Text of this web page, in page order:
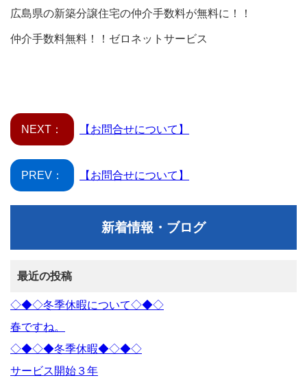
広島県の新築分譲住宅の仲介手数料が無料に！！
仲介手数料無料！！ゼロネットサービス
NEXT： 【お問合せについて】
PREV： 【お問合せについて】
新着情報・ブログ
最近の投稿
◇◆◇冬季休暇について◇◆◇
春ですね。
◇◆◇◆冬季休暇◆◇◆◇
サービス開始３年